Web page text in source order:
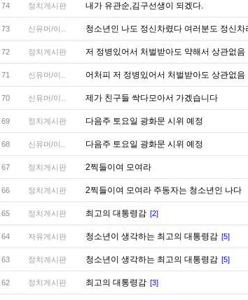
74 정치게시판 내가 유관순,김구선생이 되겠다.
73 신유머/이.. 청소년인 나도 정신차렸다 여러분도 정신차
72 정치게시판 저 정병있어서 처벌받아도 약해서 상관없음
71 신유머/이.. 어처피 저 정병있어서 처벌받아도 상관없음
70 신유머/이.. 제가 친구들 싹다모아서 가겠습니다
69 정치게시판 다음주 토요일 광화문 시위 예정
68 신유머/이.. 다음주 토요일 광화문 시위 예정
67 정치게시판 2찍들이여 모여라
66 정치게시판 2찍들이여 모여라 주동자는 청소년인 나다
65 정치게시판 최고의 대통령감 [2]
64 자유게시판 청소년이 생각하는 최고의 대통령감 [5]
63 정치게시판 청소년이 생각하는 최고의 대통령감 [5]
62 정치게시판 최고의 대통령감 [3]